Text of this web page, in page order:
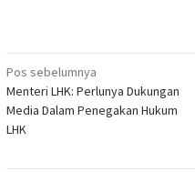
Navigasi
pos
Pos sebelumnya
Menteri LHK: Perlunya Dukungan
Media Dalam Penegakan Hukum
LHK